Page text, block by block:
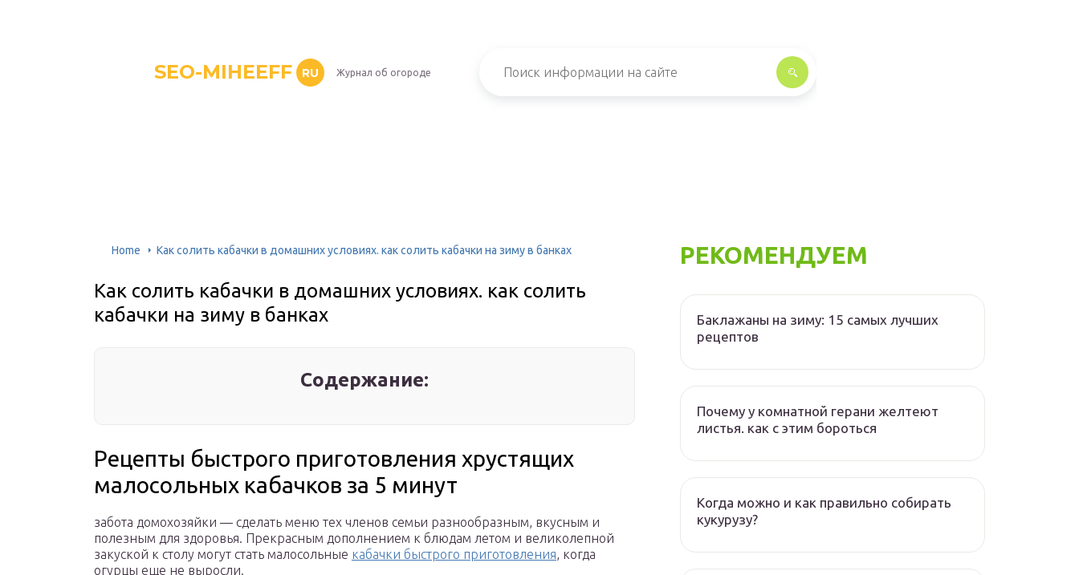
SEO-MIHEEFF RU Журнал об огороде
Home Как солить кабачки в домашних условиях. как солить кабачки на зиму в банках
Как солить кабачки в домашних условиях. как солить
кабачки на зиму в банках
Содержание:
Рецепты быстрого приготовления хрустящих
малосольных кабачков за 5 минут
забота домохозяйки — сделать меню тех членов семьи разнообразным, вкусным и
полезным для здоровья. Прекрасным дополнением к блюдам летом и великолепной
закуской к столу могут стать малосольные кабачки быстрого приготовления, когда
огурцы еще не выросли.
РЕКОМЕНДУЕМ
Баклажаны на зиму: 15 самых лучших
рецептов
Почему у комнатной герани желтеют
листья. как с этим бороться
Когда можно и как правильно собирать
кукурузу?